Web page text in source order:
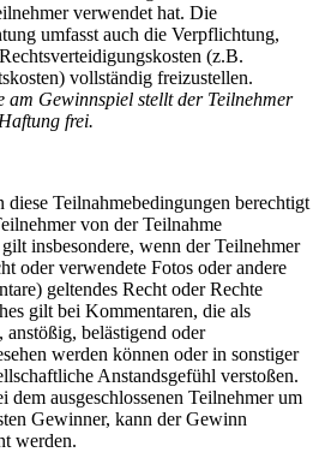
verwendet hat. Die
umfasst auch die Verpflichtung,
(z.B.
vollständig freizustellen.
am Gewinnspiel stellt der Teilnehmer
frei.
diese Teilnahmebedingungen berechtigt
von der Teilnahme
insbesondere, wenn der Teilnehmer
oder verwendete Fotos oder andere
geltendes Recht oder Rechte
gilt bei Kommentaren, die als
belästigend oder
werden können oder in sonstiger
Anstandsgefühl verstoßen.
dem ausgeschlossenen Teilnehmer um
Gewinner, kann der Gewinn
werden.